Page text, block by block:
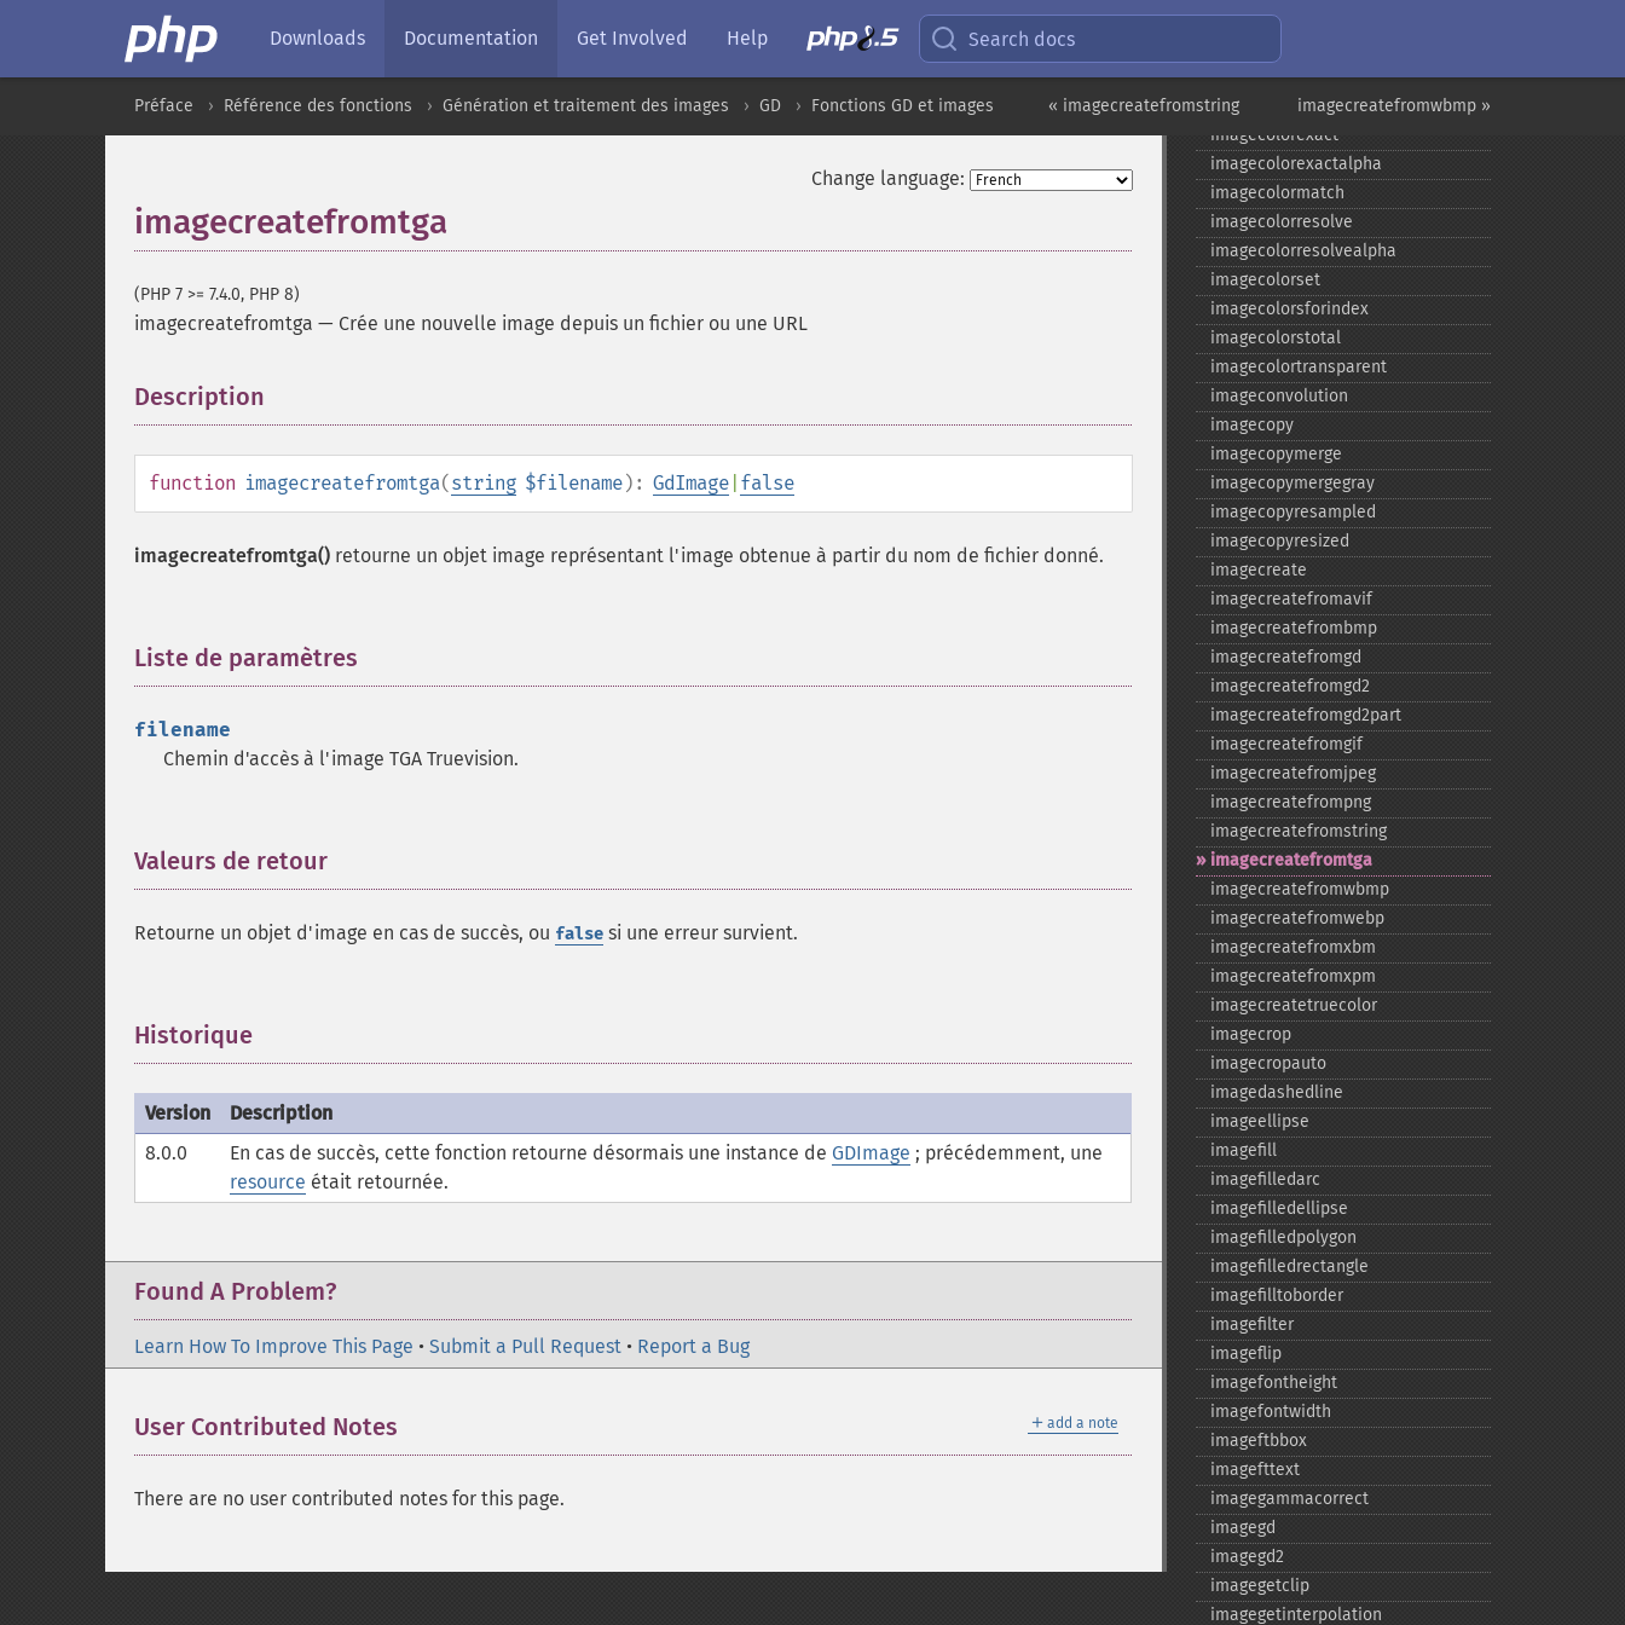
Downloads Documentation Get Involved Help Search docs
imagecreatefromwbmp »
« imagecreatefromstring
Préface Référence des fonctions Génération et traitement des images GD Fonctions GD et images
Change language:
imagecreatefromtga
(PHP 7 >= 7.4.0, PHP 8)
imagecreatefromtga — Crée une nouvelle image depuis un fichier ou une URL
Description
function imagecreatefromtga(string $filename): GdImage false
imagecreatefromtga() retourne un objet image représentant l'image obtenue à partir du nom de fichier donné.
Liste de paramètres
filename
Chemin d'accès à l'image TGA Truevision.
Valeurs de retour
Retourne un objet d'image en cas de succès, ou false si une erreur survient.
Historique
Version
Description
8.0.0
En cas de succès, cette fonction retourne désormais une instance de GDImage ; précédemment, une
resource était retournée.
Found A Problem?
Learn How To Improve This Page • Submit a Pull Request • Report a Bug
＋ add a note
User Contributed Notes
There are no user contributed notes for this page.
imagecolorclosest
imagecolorclosesthwb
imagecolordeallocate
imagecolorexact
imagecolorexactalpha
imagecolormatch
imagecolorresolve
imagecolorresolvealpha
imagecolorset
imagecolorsforindex
imagecolorstotal
imagecolortransparent
imageconvolution
imagecopy
imagecopymerge
imagecopymergegray
imagecopyresampled
imagecopyresized
imagecreate
imagecreatefromavif
imagecreatefrombmp
imagecreatefromgd
imagecreatefromgd2
imagecreatefromgd2part
imagecreatefromgif
imagecreatefromjpeg
imagecreatefrompng
imagecreatefromstring
imagecreatefromtga
imagecreatefromwbmp
imagecreatefromwebp
imagecreatefromxbm
imagecreatefromxpm
imagecreatetruecolor
imagecrop
imagecropauto
imagedashedline
imageellipse
imagefill
imagefilledarc
imagefilledellipse
imagefilledpolygon
imagefilledrectangle
imagefilltoborder
imagefilter
imageflip
imagefontheight
imagefontwidth
imageftbbox
imagefttext
imagegammacorrect
imagegd
imagegd2
imagegetclip
imagegetinterpolation